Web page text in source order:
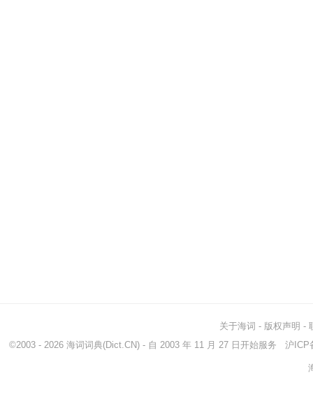
关于海词 - 版权声明 -
©2003 - 2026 海词词典(Dict.CN) - 自 2003 年 11 月 27 日开始服务 沪ICP